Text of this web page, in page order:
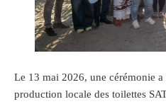
Le 13 mai 2026, une cérémonie
production locale des toilettes